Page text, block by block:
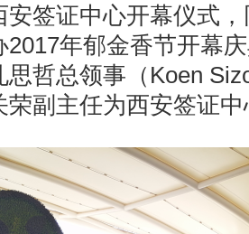
安签证中心开幕仪式
年郁金香节开幕
哲总领事（Koen
荣副主任为西安签证